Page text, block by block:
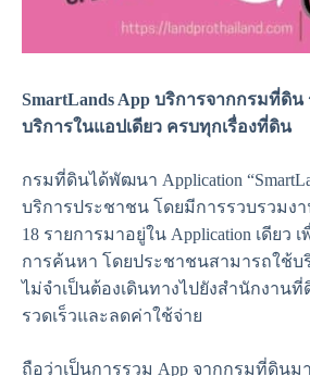
SmartLands App บริการจากกรมที่ดิ
บริการในแอปเดียว ครบทุกเรื่องที่ดิน
กรมที่ดินได้พัฒนา Application
บริการประชาชน โดยมีการรวบรวมง
18 รายการมาอยู่ใน Application เดียว
การค้นหา โดยประชาชนสามารถใช้บ
ไม่จำเป็นต้องเดินทางไปยังสำนักงาน
รวดเร็วและลดค่าใช้จ่าย
ถือว่าเป็นการรวม App จากกรมที่ดินม